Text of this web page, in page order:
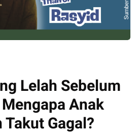
Lelah Sebelum
Anak
Gagal?